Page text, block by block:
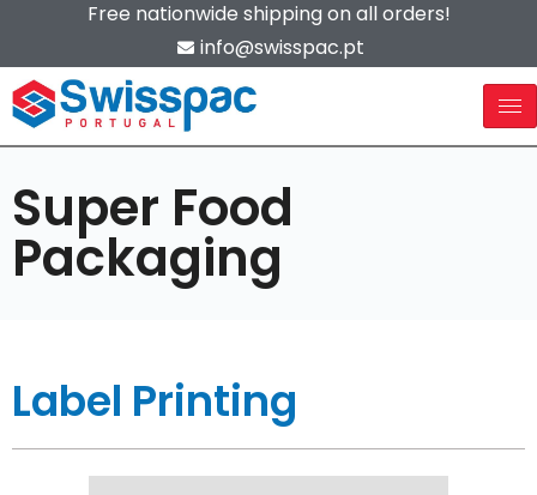
Free nationwide shipping on all orders!
info@swisspac.pt
Super Food
Packaging
Label Printing